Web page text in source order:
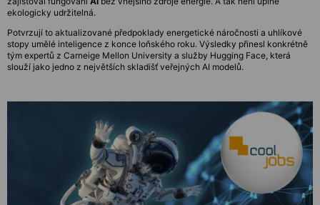
ekologicky udržitelná.
Potvrzují to aktualizované předpoklady energetické náročnosti a uhlíkové
stopy umělé inteligence z konce loňského roku. Výsledky přinesl konkrétně
tým expertů z Carneige Mellon University a služby Hugging Face, která
slouží jako jedno z největších skladišť veřejných AI modelů.